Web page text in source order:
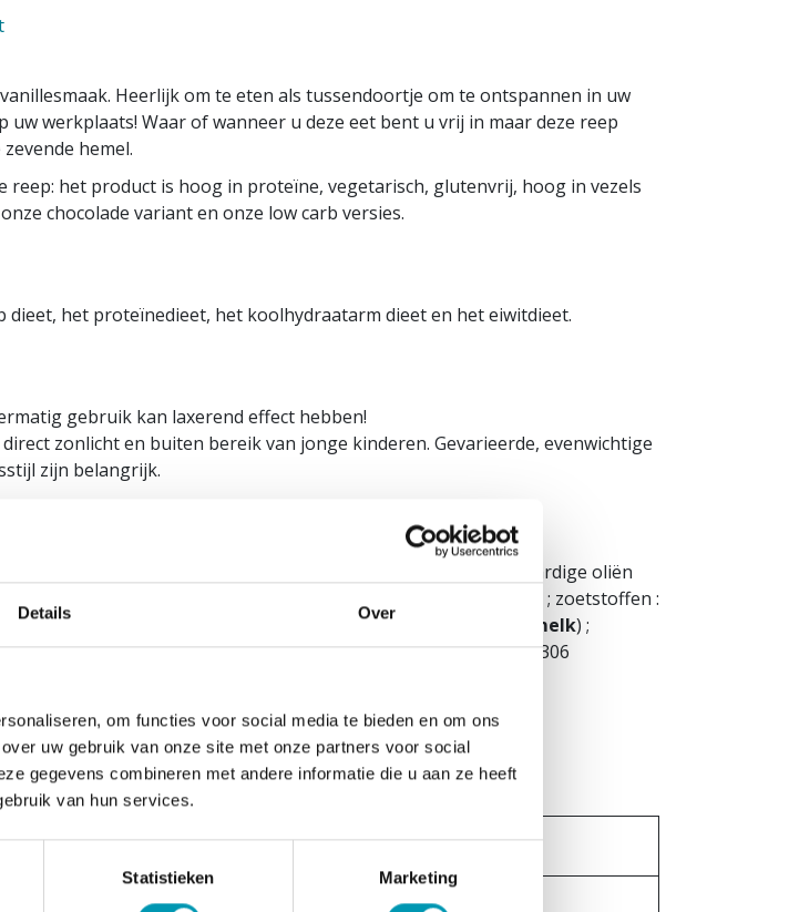
Details Over
om functies voor social media te bieden en om ons
uw gebruik van onze site met onze partners voor social
gegevens combineren met andere informatie die u aan ze heeft
van hun services.
Statistieken Marketing
Heerlijk om te eten als tussendoortje om te ontspannen in uw
uw werkplaats! Waar of wanneer u deze eet bent u vrij in maar deze reep
hemel.
reep: het product is hoog in proteïne, vegetarisch, glutenvrij, hoog in vezels
chocolade variant en onze low carb versies.
dieet, het proteïnedieet, het koolhydraatarm dieet en het eiwitdieet.
gebruik kan laxerend effect hebben!
zonlicht en buiten bereik van jonge kinderen. Gevarieerde, evenwichtige
zijn belangrijk.
poeder) ; E1200 ; plantaardige oliën
biologische kokosolie, palmolie RSPO-gecertificeerd, shea-olie) ; zoetstoffen :
: E422 ; oligofructose ; biologische rijstchips ; yoghurtpoeder (
melk) ;
emulgator : E322 ;verdikkingsmiddel : E406 ; zout ; antioxidant : E306
van pinda en noten bevatten.
Per 100g Per portie
360kcal/1499KJ 158kcal/660KJ